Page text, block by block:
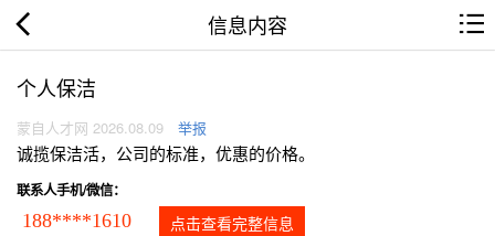
信息内容
个人保洁
蒙自人才网 2026.08.09 举报
诚揽保洁活，公司的标准，优惠的价格。
联系人手机/微信：
188****1610 点击查看完整信息